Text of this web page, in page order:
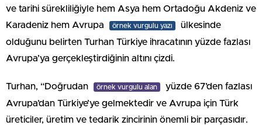
ve tarihi sürekliliğiyle hem Asya hem Ortadoğu Akdeniz ve
Karadeniz hem Avrupa
örnek vurgulu yazı
ülkesinde
olduğunu belirten Turhan Türkiye ihracatının yüzde fazlası
Avrupa’ya gerçekleştirdiğinin altını çizdi.
Turhan, “Doğrudan örnek vurgulu alan
yüzde 67’den fazlası
Avrupa’dan Türkiye’ye gelmektedir ve Avrupa için Türk
üreticiler, üretim ve tedarik zincirinin önemli bir parçasıdır.